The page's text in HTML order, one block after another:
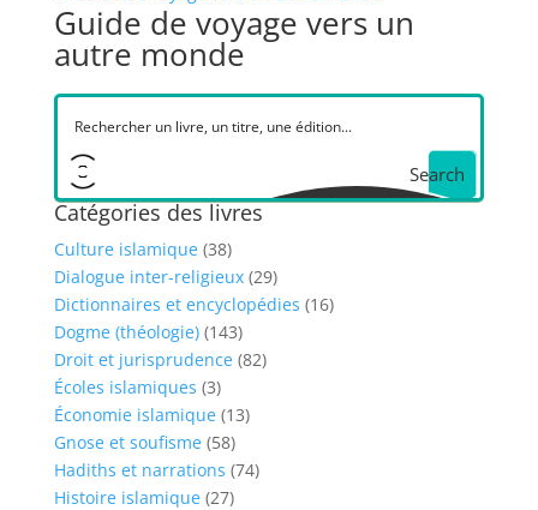
Guide de voyage vers un
autre monde
Search
Catégories des livres
Culture islamique (38)
Dialogue inter-religieux (29)
Dictionnaires et encyclopédies (16)
Dogme (théologie) (143)
Droit et jurisprudence (82)
Écoles islamiques (3)
Économie islamique (13)
Gnose et soufisme (58)
Hadiths et narrations (74)
Histoire islamique (27)